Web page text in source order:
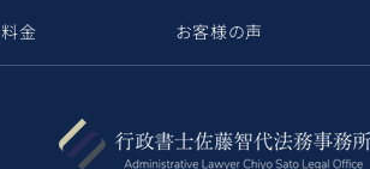
料金 お客様の声